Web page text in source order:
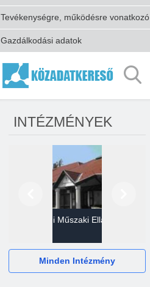
Tevékenységre, működésre vonatkozó
Gazdálkodási adatok
INTÉZMÉNYEK
Gazdasági Műszaki Ellátó
Minden Intézmény